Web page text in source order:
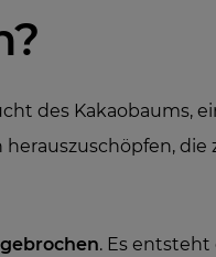
des Kakaobaums,
die
gebrochen. Es entsteht